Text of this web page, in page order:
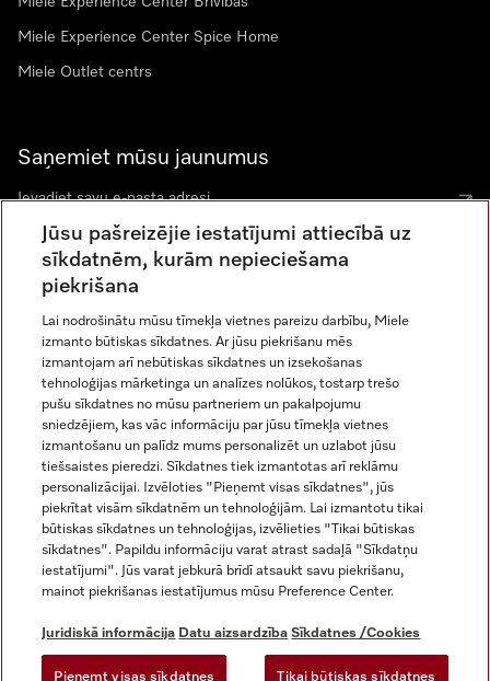
Miele Experience Center Spice Home
Miele Outlet centrs
Saņemiet mūsu jaunumus
Juridiskā informācija
Vispārējie darījumu noteikumi
Datu aizsardzība
Lietošanas noteikumi
Miele paziņojums par pieejamību
Digitālo pakalpojumu likums
Miele vietnē Instagram
Miele vietnē Facebook
Miele vietnē Youtube
Jūsu pašreizējie iestatījumi attiecībā uz
sīkdatnēm, kurām nepieciešama
piekrišana
Lai nodrošinātu mūsu tīmekļa vietnes pareizu darbību, Miele
izmanto būtiskas sīkdatnes. Ar jūsu piekrišanu mēs
izmantojam arī nebūtiskas sīkdatnes un izsekošanas
tehnoloģijas mārketinga un analīzes nolūkos, tostarp trešo
pušu sīkdatnes no mūsu partneriem un pakalpojumu
sniedzējiem, kas vāc informāciju par jūsu tīmekļa vietnes
izmantošanu un palīdz mums personalizēt un uzlabot jūsu
tiešsaistes pieredzi. Sīkdatnes tiek izmantotas arī reklāmu
personalizācijai. Izvēloties "Pieņemt visas sīkdatnes", jūs
piekrītat visām sīkdatnēm un tehnoloģijām. Lai izmantotu tikai
būtiskas sīkdatnes un tehnoloģijas, izvēlieties "Tikai būtiskas
sīkdatnes". Papildu informāciju varat atrast sadaļā "Sīkdatņu
iestatījumi". Jūs varat jebkurā brīdī atsaukt savu piekrišanu,
mainot piekrišanas iestatījumus mūsu Preference Center.
Juridiskā informācija Datu aizsardzība Sīkdatnes /Cookies
Pieņemt visas sīkdatnes Tikai būtiskas sīkdatnes